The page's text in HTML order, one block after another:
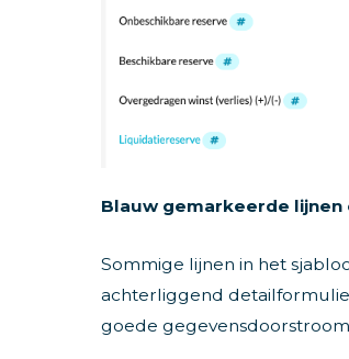
Blauw gemarkeerde
Sommige lijnen in het
achterliggend
goede